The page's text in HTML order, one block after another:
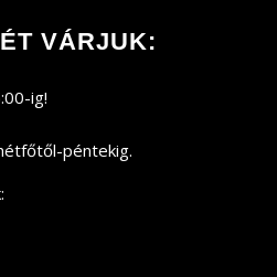
VÁRJUK:
ig!
péntekig.